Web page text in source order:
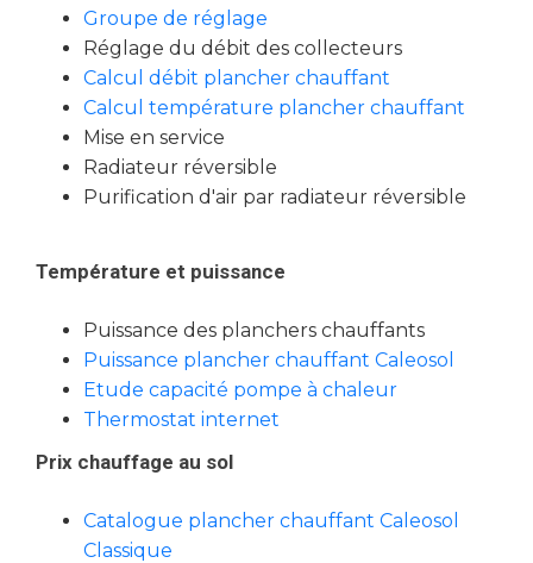
Groupe de réglage
Réglage du débit des collecteurs
Calcul débit plancher chauffant
Calcul température plancher chauffant
Mise en service
Radiateur réversible
Purification d'air par radiateur réversible
Température et puissance
Puissance des planchers chauffants
Puissance plancher chauffant Caleosol
Etude capacité pompe à chaleur
Thermostat internet
Prix chauffage au sol
Catalogue plancher chauffant Caleosol
Classique